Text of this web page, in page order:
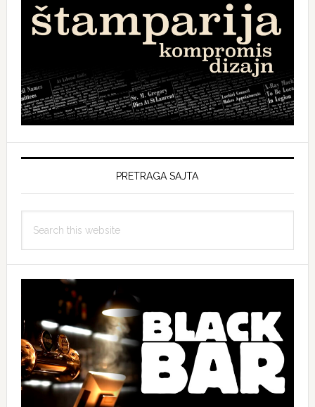
PRETRAGA SAJTA
this